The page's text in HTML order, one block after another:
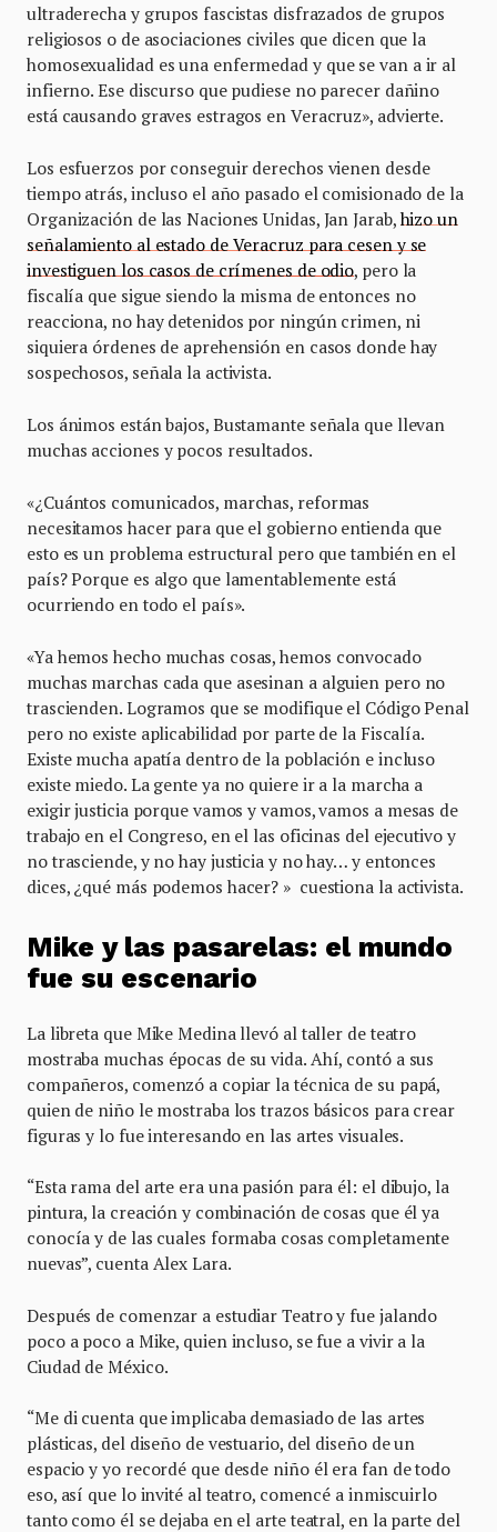
ultraderecha y grupos fascistas disfrazados de grupos
religiosos o de asociaciones civiles que dicen que la
homosexualidad es una enfermedad y que se van a ir al
infierno. Ese discurso que pudiese no parecer dañino
está causando graves estragos en Veracruz», advierte.
Los esfuerzos por conseguir derechos vienen desde
tiempo atrás, incluso el año pasado el comisionado de la
Organización de las Naciones Unidas, Jan Jarab, hizo un
señalamiento al estado de Veracruz para cesen y se
investiguen los casos de crímenes de odio, pero la
fiscalía que sigue siendo la misma de entonces no
reacciona, no hay detenidos por ningún crimen, ni
siquiera órdenes de aprehensión en casos donde hay
sospechosos, señala la activista.
Los ánimos están bajos, Bustamante señala que llevan
muchas acciones y pocos resultados.
«¿Cuántos comunicados, marchas, reformas
necesitamos hacer para que el gobierno entienda que
esto es un problema estructural pero que también en el
país? Porque es algo que lamentablemente está
ocurriendo en todo el país».
«Ya hemos hecho muchas cosas, hemos convocado
muchas marchas cada que asesinan a alguien pero no
trascienden. Logramos que se modifique el Código Penal
pero no existe aplicabilidad por parte de la Fiscalía.
Existe mucha apatía dentro de la población e incluso
existe miedo. La gente ya no quiere ir a la marcha a
exigir justicia porque vamos y vamos, vamos a mesas de
trabajo en el Congreso, en el las oficinas del ejecutivo y
no trasciende, y no hay justicia y no hay… y entonces
dices, ¿qué más podemos hacer? » cuestiona la activista.
Mike y las pasarelas: el mundo
fue su escenario
La libreta que Mike Medina llevó al taller de teatro
mostraba muchas épocas de su vida. Ahí, contó a sus
compañeros, comenzó a copiar la técnica de su papá,
quien de niño le mostraba los trazos básicos para crear
figuras y lo fue interesando en las artes visuales.
“Esta rama del arte era una pasión para él: el dibujo, la
pintura, la creación y combinación de cosas que él ya
conocía y de las cuales formaba cosas completamente
nuevas”, cuenta Alex Lara.
Después de comenzar a estudiar Teatro y fue jalando
poco a poco a Mike, quien incluso, se fue a vivir a la
Ciudad de México.
“Me di cuenta que implicaba demasiado de las artes
plásticas, del diseño de vestuario, del diseño de un
espacio y yo recordé que desde niño él era fan de todo
eso, así que lo invité al teatro, comencé a inmiscuirlo
tanto como él se dejaba en el arte teatral, en la parte del